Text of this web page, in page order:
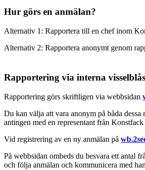
Hur görs en anmälan?
Alternativ 1: Rapportera till en chef inom
Alternativ 2: Rapportera anonymt genom
Rapportering via interna
Rapportering görs skriftligen via webbsidan
Du kan välja att vara anonym på båda
antingen med en representant från
Vid registrering av en ny anmälan på
På webbsidan ombeds du besvara ett antal
och följa anmälan och kommunicera med